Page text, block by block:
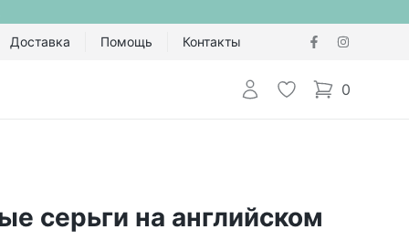
Доставка Помощь Контакты
Авторизоваться
Избранное
0
items in cart,
серьги на английском